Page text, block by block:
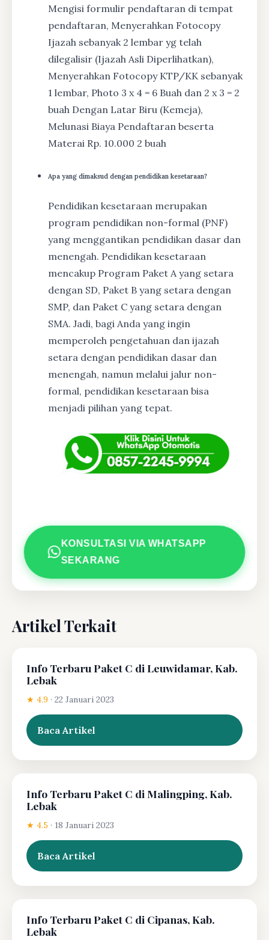
Mengisi formulir pendaftaran di tempat
pendaftaran, Menyerahkan Fotocopy
Ijazah sebanyak 2 lembar yg telah
dilegalisir (Ijazah Asli Diperlihatkan),
Menyerahkan Fotocopy KTP/KK sebanyak
1 lembar, Photo 3 x 4 = 6 Buah dan 2 x 3 = 2
buah Dengan Latar Biru (Kemeja),
Melunasi Biaya Pendaftaran beserta
Materai Rp. 10.000 2 buah
Apa yang dimaksud dengan pendidikan kesetaraan?
Pendidikan kesetaraan merupakan
program pendidikan non-formal (PNF)
yang menggantikan pendidikan dasar dan
menengah. Pendidikan kesetaraan
mencakup Program Paket A yang setara
dengan SD, Paket B yang setara dengan
SMP, dan Paket C yang setara dengan
SMA. Jadi, bagi Anda yang ingin
memperoleh pengetahuan dan ijazah
setara dengan pendidikan dasar dan
menengah, namun melalui jalur non-
formal, pendidikan kesetaraan bisa
menjadi pilihan yang tepat.
KONSULTASI VIA WHATSAPP
SEKARANG
Artikel Terkait
Info Terbaru Paket C di Leuwidamar, Kab.
Lebak
★ 4.9 · 22 Januari 2023
Baca Artikel
Info Terbaru Paket C di Malingping, Kab.
Lebak
★ 4.5 · 18 Januari 2023
Baca Artikel
Info Terbaru Paket C di Cipanas, Kab.
Lebak